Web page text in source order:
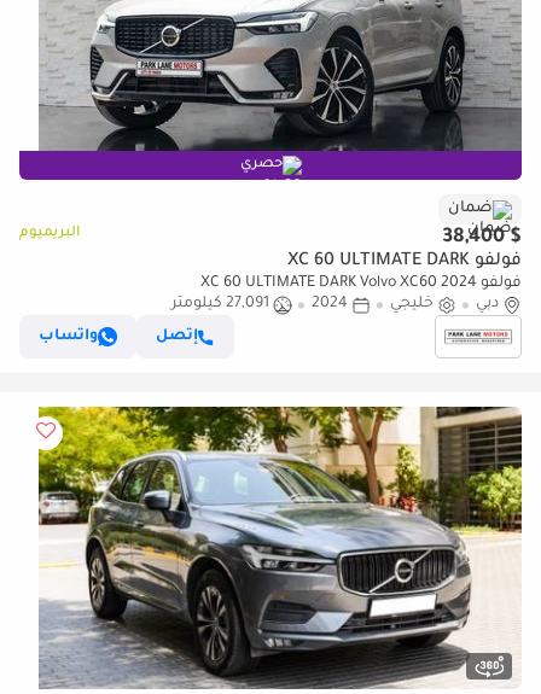
حصري
ضمان
$ 38,400 البريميوم
فولفو XC 60 ULTIMATE DARK
فولفو XC 60 ULTIMATE DARK Volvo XC60 2024
دبي
خليجي 2024
27,091 كيلومتر
إتصل
واتساب